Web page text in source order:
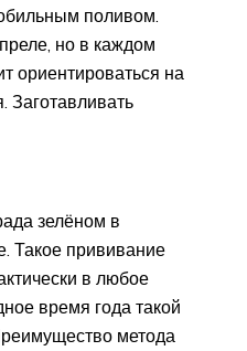
поливом.
но в каждом
ориентироваться на
Заготавливать
зелёном в
Такое прививание
в любое
время года такой
метода